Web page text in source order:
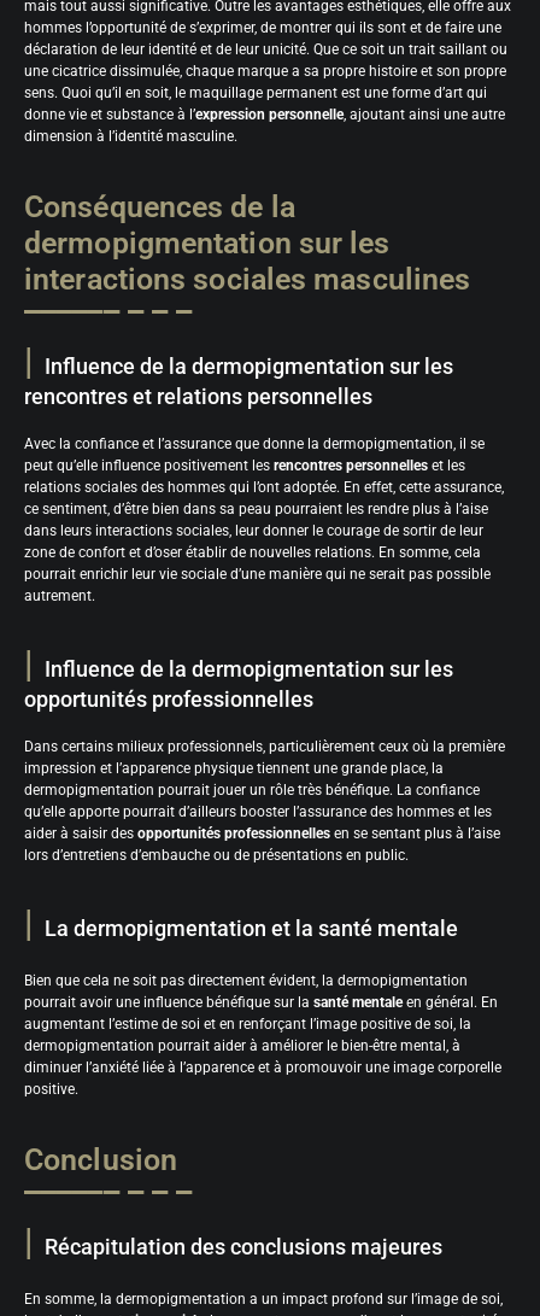
mais tout aussi significative. Outre les avantages esthétiques, elle offre aux
hommes l’opportunité de s’exprimer, de montrer qui ils sont et de faire une
déclaration de leur identité et de leur unicité. Que ce soit un trait saillant ou
une cicatrice dissimulée, chaque marque a sa propre histoire et son propre
sens. Quoi qu’il en soit, le maquillage permanent est une forme d’art qui
donne vie et substance à l’expression personnelle, ajoutant ainsi une autre
dimension à l’identité masculine.
Conséquences de la
dermopigmentation sur les
interactions sociales masculines
Influence de la dermopigmentation sur les
rencontres et relations personnelles
Avec la confiance et l’assurance que donne la dermopigmentation, il se
peut qu’elle influence positivement les rencontres personnelles et les
relations sociales des hommes qui l’ont adoptée. En effet, cette assurance,
ce sentiment, d’être bien dans sa peau pourraient les rendre plus à l’aise
dans leurs interactions sociales, leur donner le courage de sortir de leur
zone de confort et d’oser établir de nouvelles relations. En somme, cela
pourrait enrichir leur vie sociale d’une manière qui ne serait pas possible
autrement.
Influence de la dermopigmentation sur les
opportunités professionnelles
Dans certains milieux professionnels, particulièrement ceux où la première
impression et l’apparence physique tiennent une grande place, la
dermopigmentation pourrait jouer un rôle très bénéfique. La confiance
qu’elle apporte pourrait d’ailleurs booster l’assurance des hommes et les
aider à saisir des opportunités professionnelles en se sentant plus à l’aise
lors d’entretiens d’embauche ou de présentations en public.
La dermopigmentation et la santé mentale
Bien que cela ne soit pas directement évident, la dermopigmentation
pourrait avoir une influence bénéfique sur la santé mentaleen général. En
augmentant l’estime de soi et en renforçant l’image positive de soi, la
dermopigmentation pourrait aider à améliorer le bien-être mental, à
diminuer l’anxiété liée à l’apparence et à promouvoir une image corporelle
positive.
Conclusion
Récapitulation des conclusions majeures
En somme, la dermopigmentation a un impact profond sur l’image de soi,